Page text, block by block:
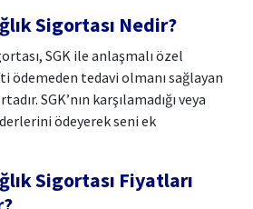
Sigortası Nedir?
SGK ile anlaşmalı özel
ödemeden tedavi olmanı sağlayan
SGK’nın karşılamadığı veya
ödeyerek seni ek
Sigortası Fiyatları